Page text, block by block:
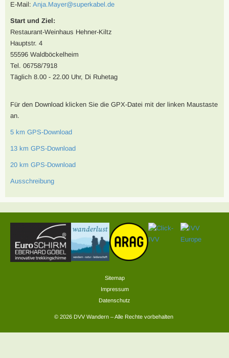
E-Mail: Anja.Mayer@superkabel.de
Start und Ziel:
Restaurant-Weinhaus Hehner-Kiltz
Hauptstr. 4
55596 Waldböckelheim
Tel. 06758/7918
Täglich 8.00 - 22.00 Uhr, Di Ruhetag
Für den Download klicken Sie die GPX-Datei mit der linken Maustaste
an.
5 km GPS-Download
13 km GPS-Download
20 km GPS-Download
Ausschreibung
Sitemap
Impressum
Datenschutz
© 2026 DVV Wandern – Alle Rechte vorbehalten